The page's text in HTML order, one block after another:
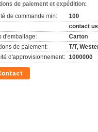
de paiement et expédition:
de commande min:
100
contact us
d'emballage:
Carton
de paiement:
T/T,
d'approvisionnement: 1000000